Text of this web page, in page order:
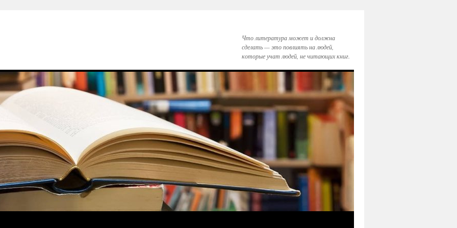
Что литература может и должна
сделать — это повлиять на людей,
которые учат людей, не читающих книг.